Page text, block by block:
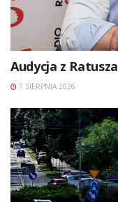
Audycja z Ratusza
7 SIERPNIA 2026